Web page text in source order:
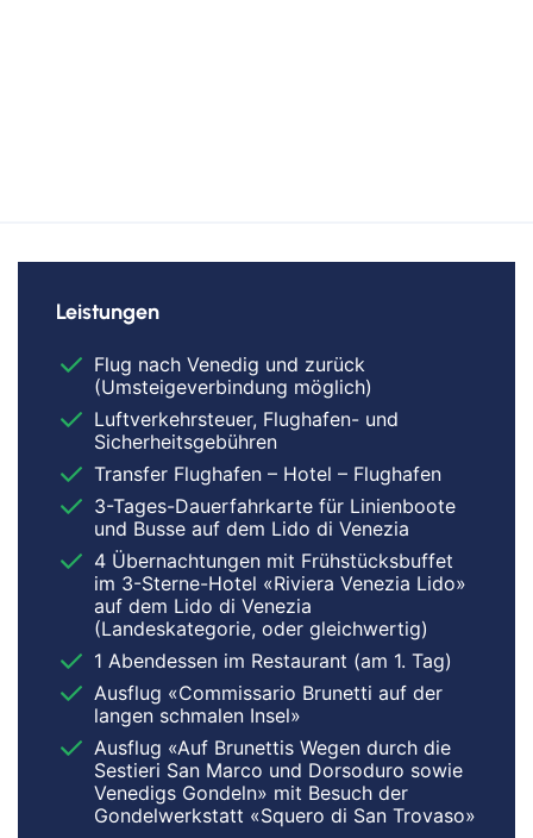
Leistungen
Flug nach Venedig und zurück
(Umsteigeverbindung möglich)
Luftverkehrsteuer, Flughafen- und
Sicherheitsgebühren
Transfer Flughafen – Hotel – Flughafen
3-Tages-Dauerfahrkarte für Linienboote
und Busse auf dem Lido di Venezia
4 Übernachtungen mit Frühstücksbuffet
im 3-Sterne-Hotel «Riviera Venezia Lido»
auf dem Lido di Venezia
(Landeskategorie, oder gleichwertig)
1 Abendessen im Restaurant (am 1. Tag)
Ausflug «Commissario Brunetti auf der
langen schmalen Insel»
Ausflug «Auf Brunettis Wegen durch die
Sestieri San Marco und Dorsoduro sowie
Venedigs Gondeln» mit Besuch der
Gondelwerkstatt «Squero di San Trovaso»